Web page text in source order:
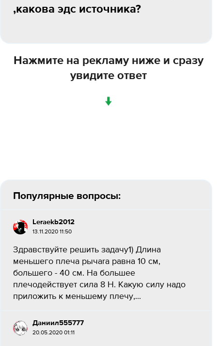
,какова эдс источника?
Нажмите на рекламу ниже и сразу
увидите ответ
↓
Популярные вопросы:
Leraekb2012
13.11.2020 11:50
Здравствуйте решить задачу1) Длина
меньшего плеча рычаrа равна 10 см,
большего - 40 см. На большее
плечодействует сила 8 Н. Какую силу надо
приложить к меньшему плечу,...
Даниил555777
20.05.2020 01:11